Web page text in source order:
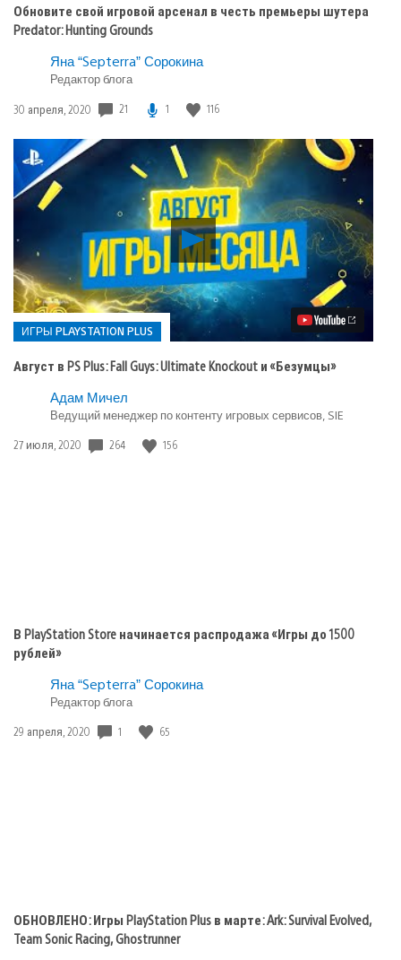
Обновите свой игровой арсенал в честь премьеры шутера
Predator: Hunting Grounds
Яна “Septerra” Сорокина
Редактор блога
Дата
30 апреля, 2020 21 1 116
Воспроизвести
видео
Август
в
PS
Plus:
Fall
Guys:
Ultimate
«Безумцы»
ИГРЫ PLAYSTATION PLUS
Август в PS Plus: Fall Guys: Ultimate Knockout и «Безумцы»
Опубликовано
Игры
playstation
Адам Мичел
Ведущий менеджер по контенту игровых сервисов, SIE
Дата
27 июля, 2020 264 156
В PlayStation Store начинается распродажа «Игры до 1500
рублей»
Яна “Septerra” Сорокина
Редактор блога
Дата
29 апреля, 2020 1 65
ОБНОВЛЕНО: Игры PlayStation Plus в марте: Ark: Survival Evolved,
Team Sonic Racing, Ghostrunner